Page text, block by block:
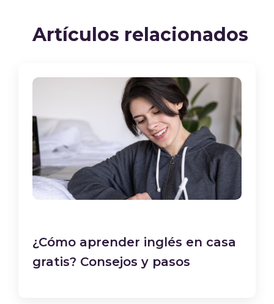
Artículos relacionados
¿Cómo aprender inglés en casa
gratis? Consejos y pasos